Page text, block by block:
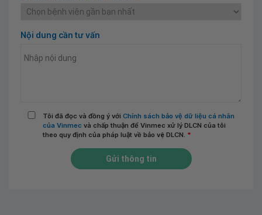
Nội dung cần tư vấn
Tôi đã đọc và đồng ý với Chính sách bảo vệ dữ liệu cá nhân
của Vinmec và chấp thuận để Vinmec xử lý DLCN của tôi
theo quy định của pháp luật về bảo vệ DLCN. *
Gửi thông tin